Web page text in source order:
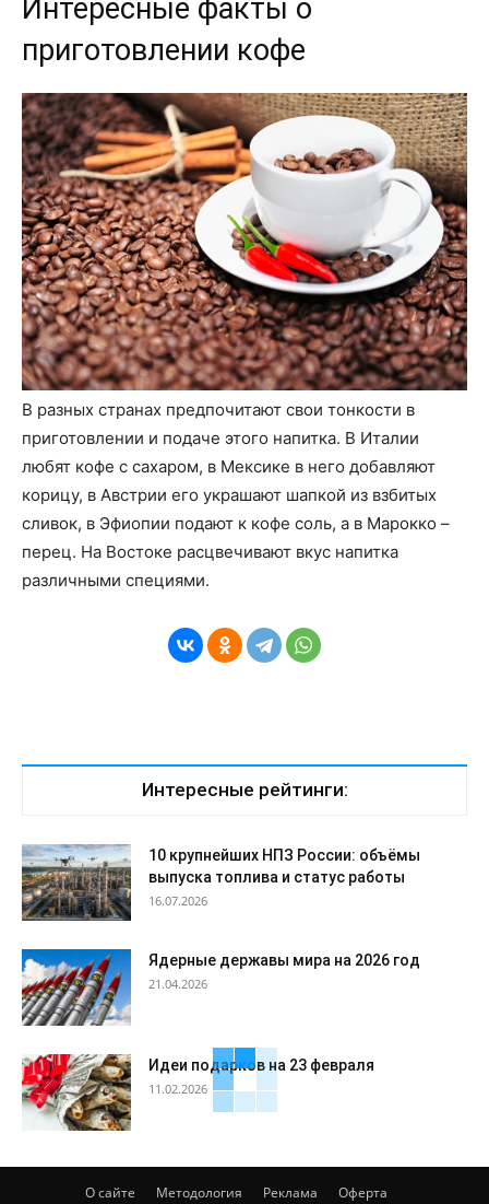
Интересные факты о
приготовлении кофе
В разных странах предпочитают свои тонкости в
приготовлении и подаче этого напитка. В Италии
любят кофе с сахаром, в Мексике в него добавляют
корицу, в Австрии его украшают шапкой из взбитых
сливок, в Эфиопии подают к кофе соль, а в Марокко –
перец. На Востоке расцвечивают вкус напитка
различными специями.
Интересные рейтинги:
10 крупнейших НПЗ России: объёмы
выпуска топлива и статус работы
16.07.2026
Ядерные державы мира на 2026 год
21.04.2026
Идеи подарков на 23 февраля
11.02.2026
О сайте Методология Реклама Оферта